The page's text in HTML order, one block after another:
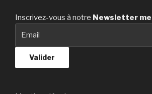
Inscrivez-vous à notre Newsletter